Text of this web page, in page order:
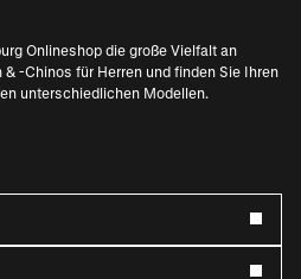
Onlineshop die große Vielfalt an
-Chinos für Herren und finden Sie Ihren
unterschiedlichen Modellen.